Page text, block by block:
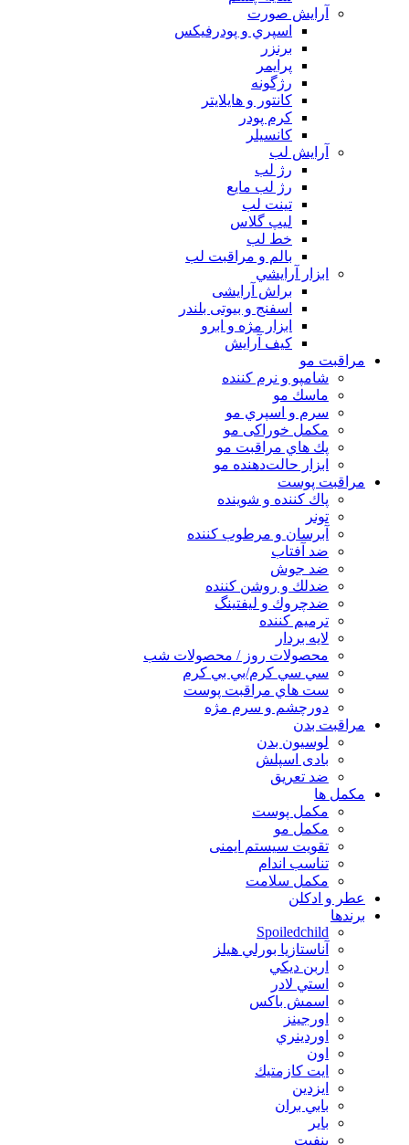
آرايش صورت
اسپري و پودرفيكس
برنزر
پرايمر
رژگونه
كانتور و هايلايتر
كرم پودر
كانسيلر
آرايش لب
رژ لب
رژ لب مایع
تینت لب
لیپ گلاس
خط لب
بالم و مراقبت لب
ابزار آرايشي
براش آرایشی
اسفنج و بیوتی بلندر
ابزار مژه و ابرو
کیف آرایش
مراقبت مو
شامپو و نرم كننده
ماسك مو
سرم و اسپري مو
مكمل خوراكی مو
پك هاي مراقبت مو
ابزار حالت‌دهنده مو
مراقبت پوست
پاك كننده و شوينده
تونر
آبرسان و مرطوب كننده
ضد آفتاب
ضد جوش
ضدلك و روشن كننده
ضدچروك و ليفتينگ
ترميم كننده
لايه بردار
محصولات روز / محصولات شب
سي سي كرم/بي بي كرم
ست هاي مراقبت پوست
دورچشم و سرم مژه
مراقبت بدن
لوسیون بدن
بادی اسپلش
ضد تعریق
مكمل ها
مکمل پوست
مکمل مو
تقویت سیستم ایمنی
تناسب اندام
مکمل سلامت
عطر و ادکلن
برندها
Spoiledchild
آناستازيا بورلي هيلز
اربن ديكي
استي لادر
اسمش باكس
اورجينز
اوردينري
اون
ايت كازمتيك
ايزدين
بابي بران
بایر
بنفيت